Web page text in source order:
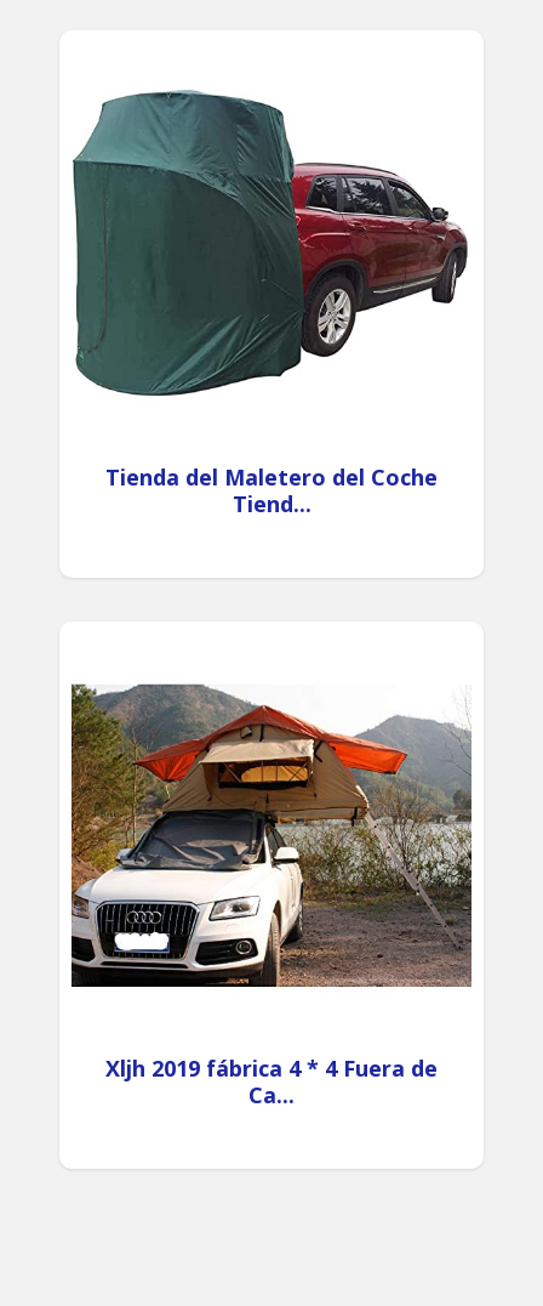
Tienda del Maletero del Coche
Tiend...
Xljh 2019 fábrica 4 * 4 Fuera de
Ca...